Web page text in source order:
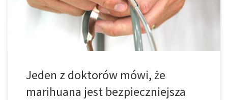
ogólnokrajowego programu wprowadzonego w kwietniu, lekarze
Jeden z doktorów mówi, że
marihuana jest bezpieczniejsza